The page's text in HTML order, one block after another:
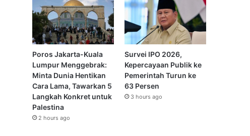
Poros Jakarta-Kuala
Lumpur Menggebrak:
Minta Dunia Hentikan
Cara Lama, Tawarkan 5
Langkah Konkret untuk
Palestina
2 hours ago
Survei IPO 2026,
Kepercayaan Publik ke
Pemerintah Turun ke
63 Persen
3 hours ago